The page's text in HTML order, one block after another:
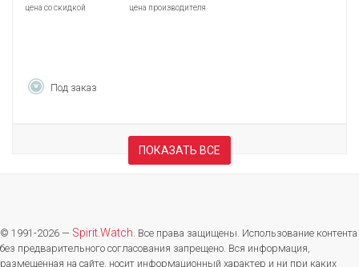
цена со скидкой цена производителя
Под заказ
ПОКАЗАТЬ ВСЕ
© 1991-2026 — Spirit.Watch. Все права защищены. Использование контента
без предварительного согласования запрещено. Вся информация,
размещенная на сайте, носит информационный характер и ни при каких